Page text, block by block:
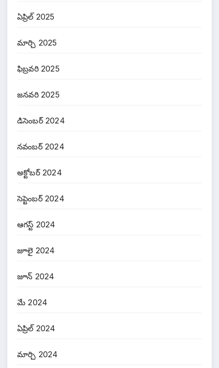
ఏప్రిల్ 2025
మార్చి 2025
ఫిబ్రవరి 2025
జనవరి 2025
డిసెంబర్ 2024
నవంబర్ 2024
అక్టోబర్ 2024
సెప్టెంబర్ 2024
ఆగస్ట్ 2024
జూలై 2024
జూన్ 2024
మే 2024
ఏప్రిల్ 2024
మార్చి 2024